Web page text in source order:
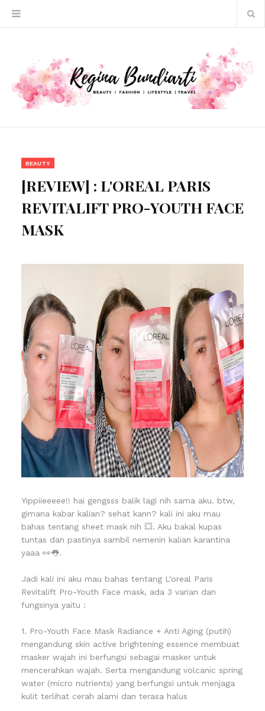
BEAUTY
[REVIEW] : L'OREAL PARIS
REVITALIFT PRO-YOUTH FACE
MASK
Yippiieeeee!! hai gengsss balik lagi nih sama aku. btw,
gimana kabar kalian? sehat kann? kali ini aku mau
bahas tentang sheet mask nih 💥. Aku bakal kupas
tuntas dan pastinya sambil nemenin kalian karantina
yaaa 👀👅.
Jadi kali ini aku mau bahas tentang L'oreal Paris
Revitalift Pro-Youth Face mask, ada 3 varian dan
fungsinya yaitu :
1. Pro-Youth Face Mask Radiance + Anti Aging (putih)
mengandung skin active brightening essence membuat
masker wajah ini berfungsi sebagai masker untuk
mencerahkan wajah. Serta mengandung volcanic spring
water (micro nutrients) yang berfungsi untuk menjaga
kulit terlihat cerah alami dan terasa halus